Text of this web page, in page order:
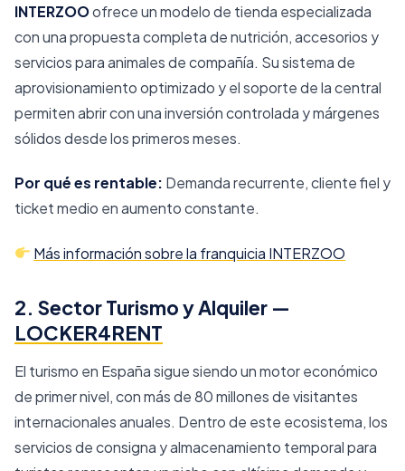
INTERZOOofrece un modelo de tienda especializada
con una propuesta completa de nutrición, accesorios y
servicios para animales de compañía. Su sistema de
aprovisionamiento optimizado y el soporte de la central
permiten abrir con una inversión controlada y márgenes
sólidos desde los primeros meses.
Por qué es rentable: Demanda recurrente, cliente fiel y
ticket medio en aumento constante.
Más información sobre la franquicia INTERZOO
2. Sector Turismo y Alquiler —
LOCKER4RENT
El turismo en España sigue siendo un motor económico
de primer nivel, con más de 80 millones de visitantes
internacionales anuales. Dentro de este ecosistema, los
servicios de consigna y almacenamiento temporal para